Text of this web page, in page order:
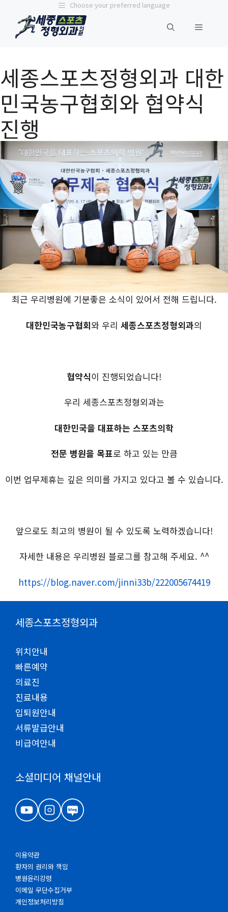
너
뛰
기
Choose your preferred language
메
세종스포츠정형외과 대한
민국농구협회와 협약식
진행
최근 우리병원에 기분좋은 소식이 있어서 전해 드립니다.
대한민국농구협회와 우리 세종스포츠정형외과의
협약식이 진행되었습니다!
우리 세종스포츠정형외과는
대한민국을 대표하는 스포츠의학
전문 병원을 목표로 하고 있는 만큼
이번 업무제휴는 깊은 의미를 가지고 있다고 볼 수 있습니다.
앞으로도 최고의 병원이 될 수 있도록 노력하겠습니다!
​자세한 내용은 우리병원 블로그를 참고해 주세요. ^^
https://blog.naver.com/jinni33b/222005674419
세종스포츠정형외과
위치안내
빠른예약
의료진
진료내용
입퇴원안내
서류발급안내
비급여안내
소셜미디어 채널안내
이용약관
환자의 권리와 책임
병원윤리강령
이메일 무단수집거부
개인정보처리방침